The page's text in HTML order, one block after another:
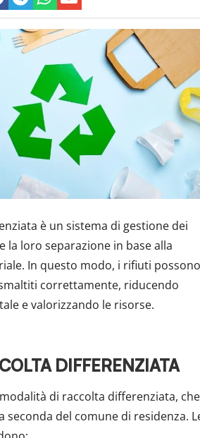
è un sistema di gestione dei
la loro separazione in base alla
In questo modo, i rifiuti possono
correttamente, riducendo
e valorizzando le risorse.
DIFFERENZIATA
di raccolta differenziata, che
seconda del comune di residenza.